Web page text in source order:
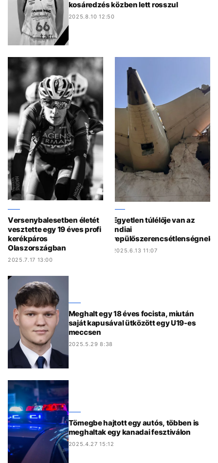
kosáredzés közben lett rosszul
2025.8.10 12:50
Versenybalesetben életét
vesztette egy 19 éves profi
kerékpáros
Olaszországban
2025.7.17 13:00
Egyetlen túlélője van az
indiai
repülőszerencsétlenségnek
2025.6.13 11:07
Meghalt egy 18 éves focista, miután
saját kapusával ütközött egy U19-es
meccsen
2025.5.29 8:38
Tömegbe hajtott egy autós, többen is
meghaltak egy kanadai fesztiválon
2025.4.27 15:12